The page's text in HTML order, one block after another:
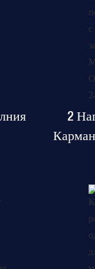
2